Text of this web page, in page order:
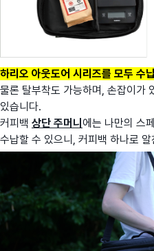
하리오 아웃도어 시리즈를 모두 수
물론 탈부착도 가능하며, 손잡이가
있습니다.
커피백 상단 주머니 에는 나만의 스
수납할 수 있으니, 커피백 하나로